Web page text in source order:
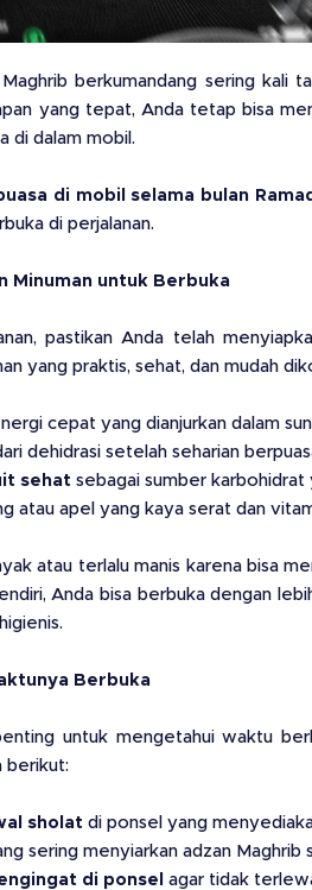
berkumandang sering kali
yang tepat, Anda tetap bisa
di dalam mobil.
di mobil selama bulan
di perjalanan.
Minuman untuk Berbuka
pastikan Anda telah
yang praktis, sehat, dan mudah
cepat yang dianjurkan dalam
dehidrasi setelah seharian
sehat sebagai sumber karbohidrat
atau apel yang kaya serat dan
atau terlalu manis karena bisa
Anda bisa berbuka dengan
Berbuka
untuk mengetahui waktu
berikut:
sholat di ponsel yang
sering menyiarkan adzan Maghrib
di ponsel
agar tidak